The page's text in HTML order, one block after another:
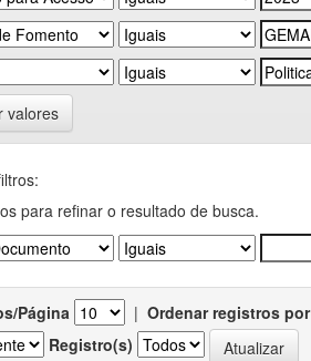
valores
para refinar o resultado de busca.
Página | Ordenar registros por
Registro(s)